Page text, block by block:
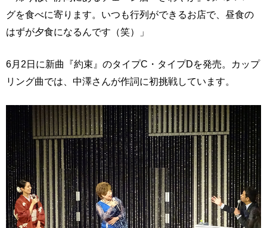
グを食べに寄ります。いつも行列ができるお店で、昼食の
はずが夕食になるんです（笑）」
6月2日に新曲『約束』のタイプC・タイプDを発売。カップ
リング曲では、中澤さんが作詞に初挑戦しています。